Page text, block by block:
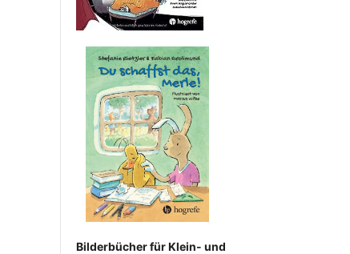
Bilderbücher für Klein- und